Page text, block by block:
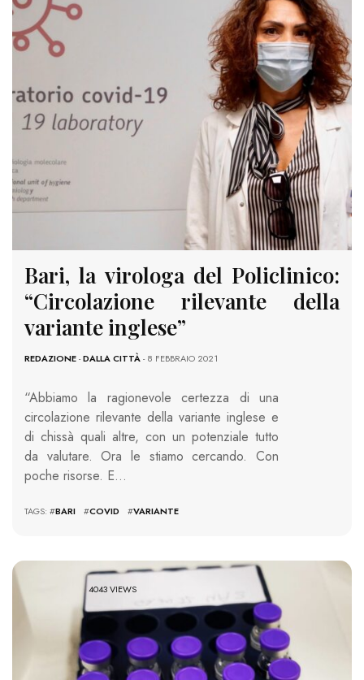
Bari, la virologa del Policlinico:
“Circolazione rilevante della
variante inglese”
REDAZIONE-DALLA CITTÀ- 8 FEBBRAIO 2021
“Abbiamo la ragionevole certezza di una
circolazione rilevante della variante inglese e
di chissà quali altre, con un potenziale tutto
da valutare. Ora le stiamo cercando. Con
poche risorse. E…
TAGS: #BARI #COVID #VARIANTE
4043 VIEWS